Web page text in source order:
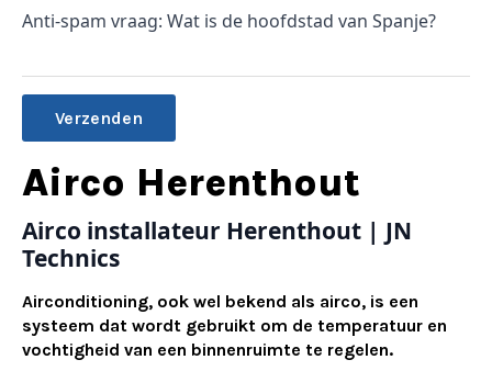
Anti-spam vraag: Wat is de hoofdstad van Spanje?
Alternative:
Airco Herenthout
Airco installateur Herenthout | JN
Technics
Airconditioning, ook wel bekend als airco, is een
systeem dat wordt gebruikt om de temperatuur en
vochtigheid van een binnenruimte te regelen.